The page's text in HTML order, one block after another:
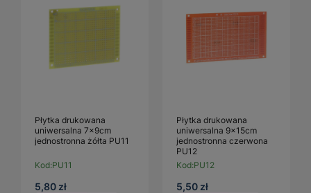
Płytka drukowana
uniwersalna 7x9cm
jednostronna żółta PU11
Kod:PU11
5,80 zł
Płytka drukowana
uniwersalna 9x15cm
jednostronna czerwona
PU12
Kod:PU12
5,50 zł